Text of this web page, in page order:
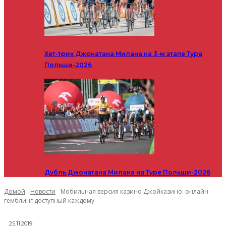
Хет-трик Джонатана Милана на 3-м этапе Тура
Польши-2026
Дубль Джонатана Милана на Туре Польши-2026
Домой Новости
Мобильная версия казино Джойказино: онлайн
гемблинг доступный каждому
25.11.2019